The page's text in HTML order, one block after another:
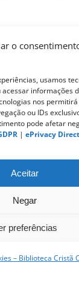
o
usamos
informações
nos
ou IDs
pode afetar
| ePrivacy
Aceitar
Negar
preferências
– Biblioteca Cristã
(Diretiva
Information
Documents Act)